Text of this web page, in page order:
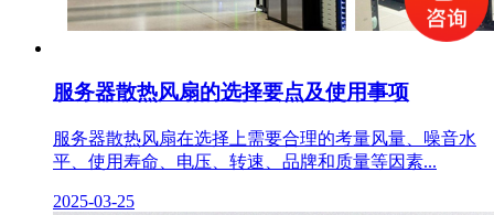
服务器散热风扇的选择要点及使用事项
服务器散热风扇在选择上需要合理的考量风量、噪音水
平、使用寿命、电压、转速、品牌和质量等因素...
2025-03-25